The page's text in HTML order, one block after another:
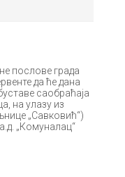
послове града
да ће дана
саобраћаја
на улазу из
„Савковић“)
„Комуналац“